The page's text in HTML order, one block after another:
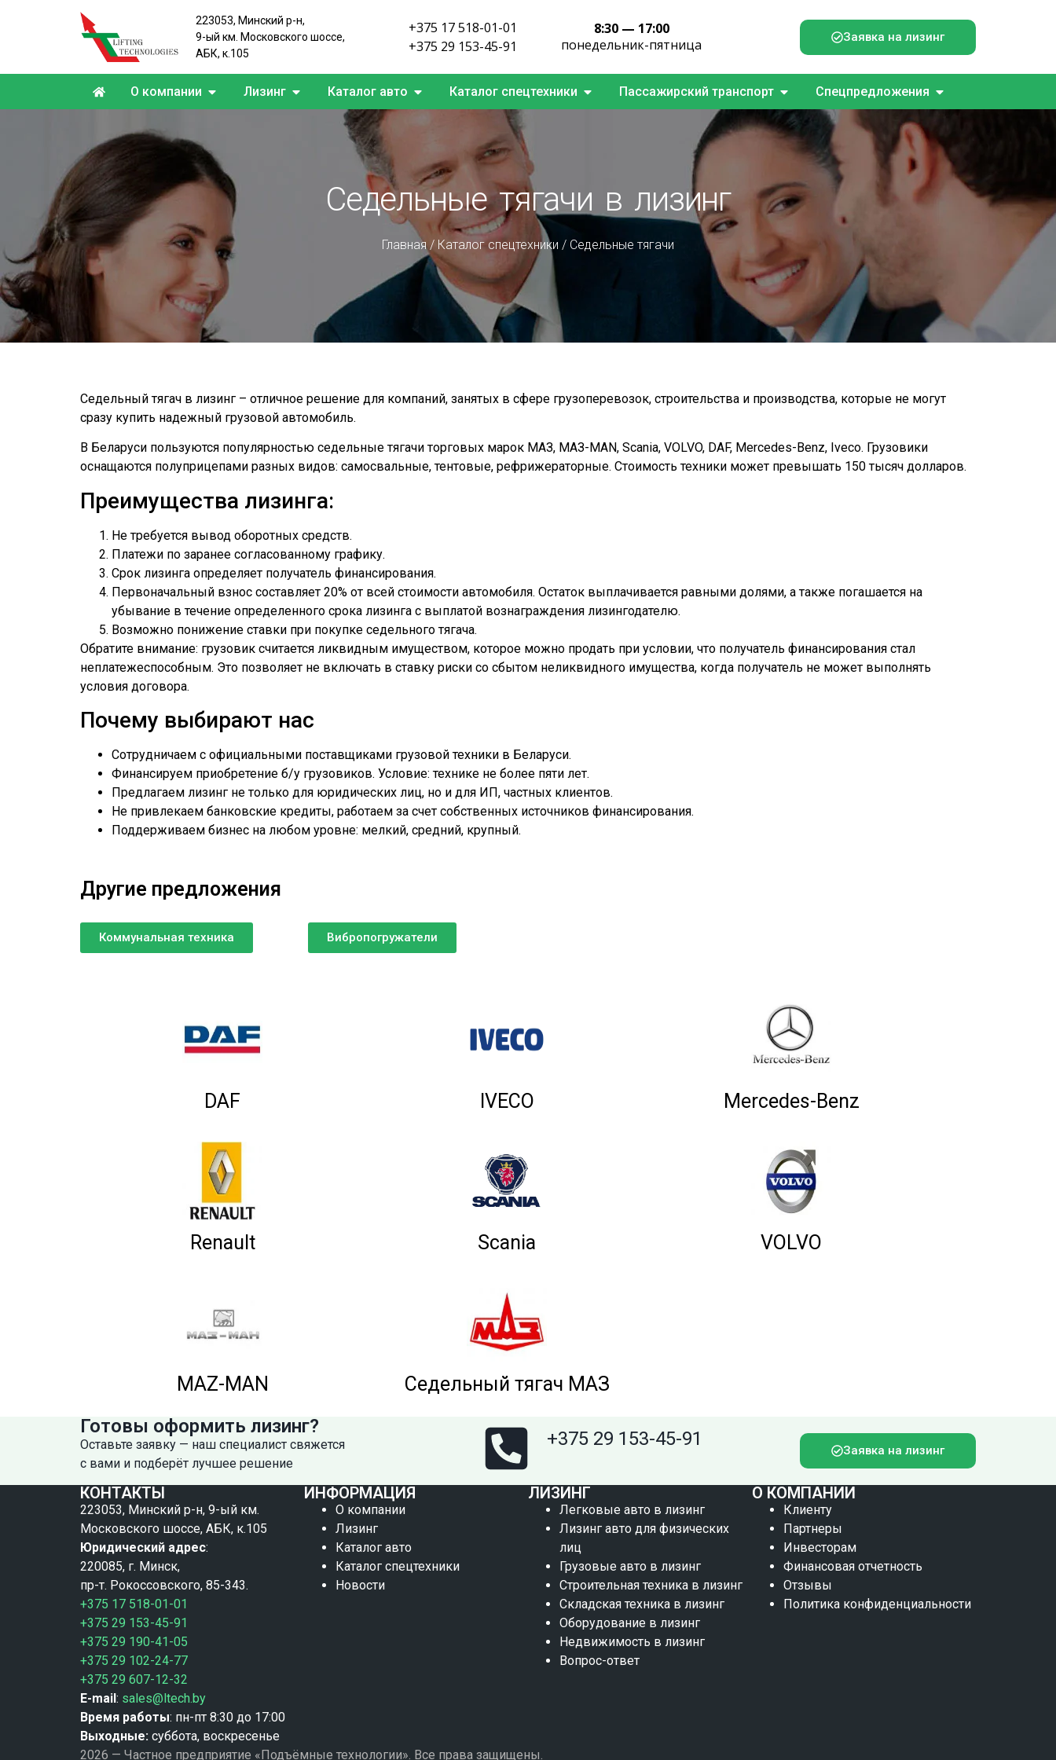
223053, Минский р-н,
9-ый км. Московского шоссе,
АБК, к.105
+375 17 518-01-01
+375 29 153-45-91
8:30 — 17:00
понедельник-пятница
Заявка на лизинг
О компании Лизинг Каталог авто Каталог спецтехники Пассажирский транспорт Спецпредложения
Седельные тягачи в лизинг
Главная/ Каталог спецтехники / Седельные тягачи
Седельный тягач в лизинг – отличное решение для компаний, занятых в сфере грузоперевозок, строительства и производства, которые не могут
сразу купить надежный грузовой автомобиль.
В Беларуси пользуются популярностью седельные тягачи торговых марок МАЗ, МАЗ-MAN, Scania, VOLVO, DAF, Mercedes-Benz, Iveco. Грузовики
оснащаются полуприцепами разных видов: самосвальные, тентовые, рефрижераторные. Стоимость техники может превышать 150 тысяч долларов.
Преимущества лизинга:
Не требуется вывод оборотных средств.
Платежи по заранее согласованному графику.
Срок лизинга определяет получатель финансирования.
Первоначальный взнос составляет 20% от всей стоимости автомобиля. Остаток выплачивается равными долями, а также погашается на
убывание в течение определенного срока лизинга с выплатой вознаграждения лизингодателю.
Возможно понижение ставки при покупке седельного тягача.
Обратите внимание: грузовик считается ликвидным имуществом, которое можно продать при условии, что получатель финансирования стал
неплатежеспособным. Это позволяет не включать в ставку риски со сбытом неликвидного имущества, когда получатель не может выполнять
условия договора.
Почему выбирают нас
Сотрудничаем с официальными поставщиками грузовой техники в Беларуси.
Финансируем приобретение б/у грузовиков. Условие: технике не более пяти лет.
Предлагаем лизинг не только для юридических лиц, но и для ИП, частных клиентов.
Не привлекаем банковские кредиты, работаем за счет собственных источников финансирования.
Поддерживаем бизнес на любом уровне: мелкий, средний, крупный.
Другие предложения
Коммунальная техника Вибропогружатели
DAF IVECO Mercedes-Benz
Renault Scania VOLVO
MAZ-MAN Седельный тягач МАЗ
Готовы оформить лизинг?
Оставьте заявку — наш специалист свяжется
с вами и подберёт лучшее решение
+375 29 153-45-91
Заявка на лизинг
КОНТАКТЫ
223053, Минский р-н, 9-ый км.
Московского шоссе, АБК, к.105
Юридический адрес:
220085, г. Минск,
пр-т. Рокоссовского, 85-343.
+375 17 518-01-01
+375 29 153-45-91
+375 29 190-41-05
+375 29 102-24-77
+375 29 607-12-32
E-mail: sales@ltech.by
Время работы: пн-пт 8:30 до 17:00
Выходные: суббота, воскресенье
ИНФОРМАЦИЯ
О компании
Лизинг
Каталог авто
Каталог спецтехники
Новости
ЛИЗИНГ
Легковые авто в лизинг
Лизинг авто для физических
лиц
Грузовые авто в лизинг
Строительная техника в лизинг
Складская техника в лизинг
Оборудование в лизинг
Недвижимость в лизинг
Вопрос-ответ
О КОМПАНИИ
Клиенту
Партнеры
Инвесторам
Финансовая отчетность
Отзывы
Политика конфиденциальности
2026 — Частное предприятие «Подъёмные технологии». Все права защищены.